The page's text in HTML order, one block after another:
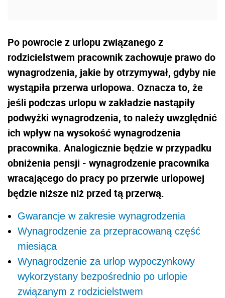
Po powrocie z urlopu związanego z
rodzicielstwem pracownik zachowuje prawo do
wynagrodzenia, jakie by otrzymywał, gdyby nie
wystąpiła przerwa urlopowa. Oznacza to, że
jeśli podczas urlopu w zakładzie nastąpiły
podwyżki wynagrodzenia, to należy uwzględnić
ich wpływ na wysokość wynagrodzenia
pracownika. Analogicznie będzie w przypadku
obniżenia pensji - wynagrodzenie pracownika
wracającego do pracy po przerwie urlopowej
będzie niższe niż przed tą przerwą.
Gwarancje w zakresie wynagrodzenia
Wynagrodzenie za przepracowaną część
miesiąca
Wynagrodzenie za urlop wypoczynkowy
wykorzystany bezpośrednio po urlopie
związanym z rodzicielstwem